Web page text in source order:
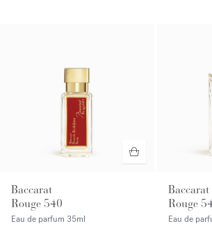
Baccarat
Rouge 540
Eau de parfum 35ml
Baccarat
Rouge
Eau de